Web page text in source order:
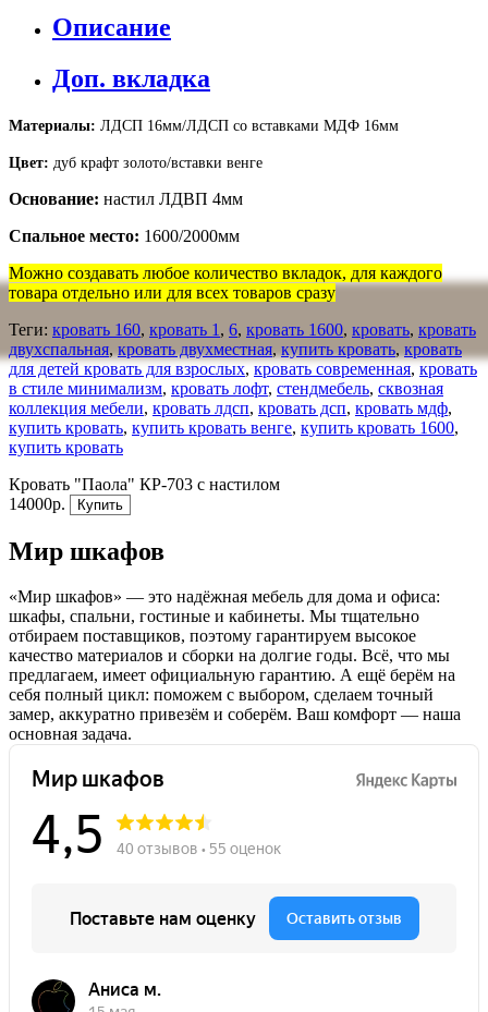
Описание
Доп. вкладка
Материалы: ЛДСП 16мм/ЛДСП со вставками МДФ 16мм
Цвет: дуб крафт золото/вставки венге
Основание: настил ЛДВП 4мм
Спальное место: 1600/2000мм
Можно создавать любое количество вкладок, для каждого
товара отдельно или для всех товаров сразу
Теги: кровать 160, кровать 1 , 6, кровать 1600, кровать, кровать
двухспальная, кровать двухместная, купить кровать, кровать
для детей кровать для взрослых, кровать современная, кровать
в стиле минимализм, кровать лофт, стендмебель, сквозная
коллекция мебели, кровать лдсп, кровать дсп, кровать мдф,
купить кровать, купить кровать венге, купить кровать 1600,
купить кровать
Кровать "Паола" КР-703 с настилом
14000р.
Купить
Мир шкафов
«Мир шкафов» — это надёжная мебель для дома и офиса:
шкафы, спальни, гостиные и кабинеты. Мы тщательно
отбираем поставщиков, поэтому гарантируем высокое
качество материалов и сборки на долгие годы. Всё, что мы
предлагаем, имеет официальную гарантию. А ещё берём на
себя полный цикл: поможем с выбором, сделаем точный
замер, аккуратно привезём и соберём. Ваш комфорт — наша
основная задача.